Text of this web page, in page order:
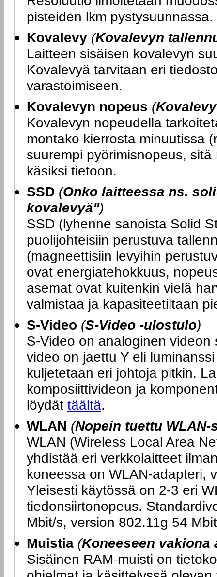
pisteiden lkm pystysuunnassa.
Kovalevy (Kovalevyn
Laitteen sisäisen kovalevyn
Kovalevyä tarvitaan eri
varastoimiseen.
Kovalevyn nopeus (
Kovalevyn nopeudella
montako kierrosta minuutissa
suurempi pyörimisnopeus,
käsiksi tietoon.
SSD (Onko laitteessa ns.
kovalevyä")
SSD (lyhenne sanoista Solid
puolijohteisiin perustuva
(magneettisiin levyihin
ovat energiatehokkuus,
asemat ovat kuitenkin vielä
valmistaa ja kapasiteetiltaan
S-Video (S-Video -ulostulo)
S-Video on analoginen
video on jaettu Y eli
kuljetetaan eri johtoja pitkin.
komposiittivideon ja
löydät täältä.
WLAN (Nopein tuettu WLAN-
WLAN (Wireless Local Area
yhdistää eri verkkolaitteet
koneessa on WLAN-adapteri,
Yleisesti käytössä on 2-3 eri
tiedonsiirtonopeus.
Mbit/s, version 802.11g 54
Muistia (Koneeseen vakiona
Sisäinen RAM-muisti on